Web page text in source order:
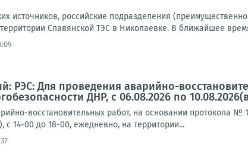
источников, российские подразделения
Славянской ТЭС в Николаевке. В ближайшее
РЭС: Для проведения аварийно-
ДНР, с 06.08.2026 по
восстановительных работ, на основании протокола №
с 14-00 до 18-00, ежедневно, на территории...